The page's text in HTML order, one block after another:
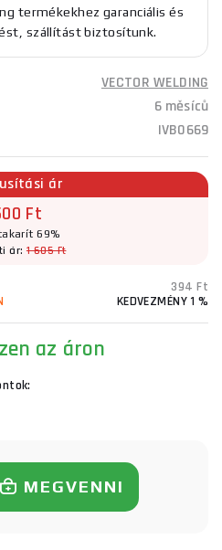
termékekhez garanciális és
szállítást biztosítunk.
VECTOR WELDING
6 měsíců
IVB0669
ár
Ft
69%
ár:1 605 Ft
394 Ft
KEDVEZMÉNY 1 %
az áron
MEGVENNI